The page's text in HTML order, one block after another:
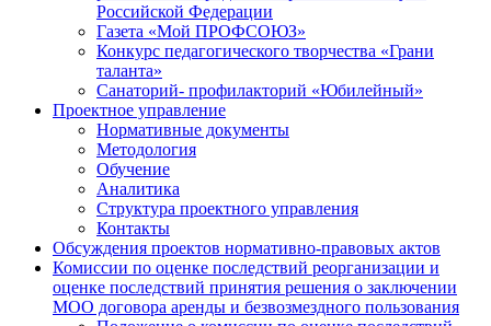
Российской Федерации
Газета «Мой ПРОФСОЮЗ»
Конкурс педагогического творчества «Грани
таланта»
Санаторий- профилакторий «Юбилейный»
Проектное управление
Нормативные документы
Методология
Обучение
Аналитика
Структура проектного управления
Контакты
Обсуждения проектов нормативно-правовых актов
Комиссии по оценке последствий реорганизации и
оценке последствий принятия решения о заключении
МОО договора аренды и безвозмездного пользования